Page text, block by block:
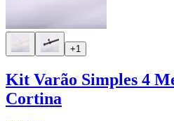
+1
Kit Varão Simples 4
Cortina